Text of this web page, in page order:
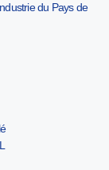
du Pays de